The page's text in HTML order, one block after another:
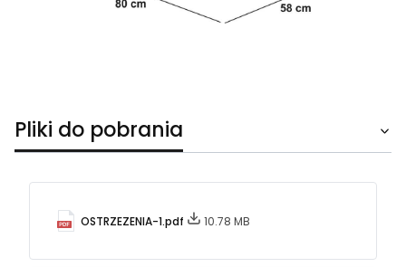
Pliki do pobrania
OSTRZEZENIA-1.pdf 10.78 MB